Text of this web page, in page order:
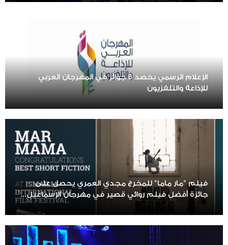
الإعلام الرسمي يحصد 6 جوائز في المهرجان العربي
للإذاعة والتلفزيون
فيلم "مار ماما" للمخرج مجدي العمري يحصل على
جائزة أفضل فيلم روائي قصير في مهرجان الإسماعيل...